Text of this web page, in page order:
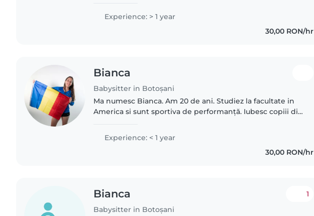
Experience: > 1 year
30,00 RON/hr
Bianca
Babysitter in Botoșani
Ma numesc Bianca. Am 20 de ani. Studiez la facultate in
America si sunt sportiva de performanță. Iubesc copiii din
petrec timpul..
Experience: < 1 year
30,00 RON/hr
Bianca
Babysitter in Botoșani
1